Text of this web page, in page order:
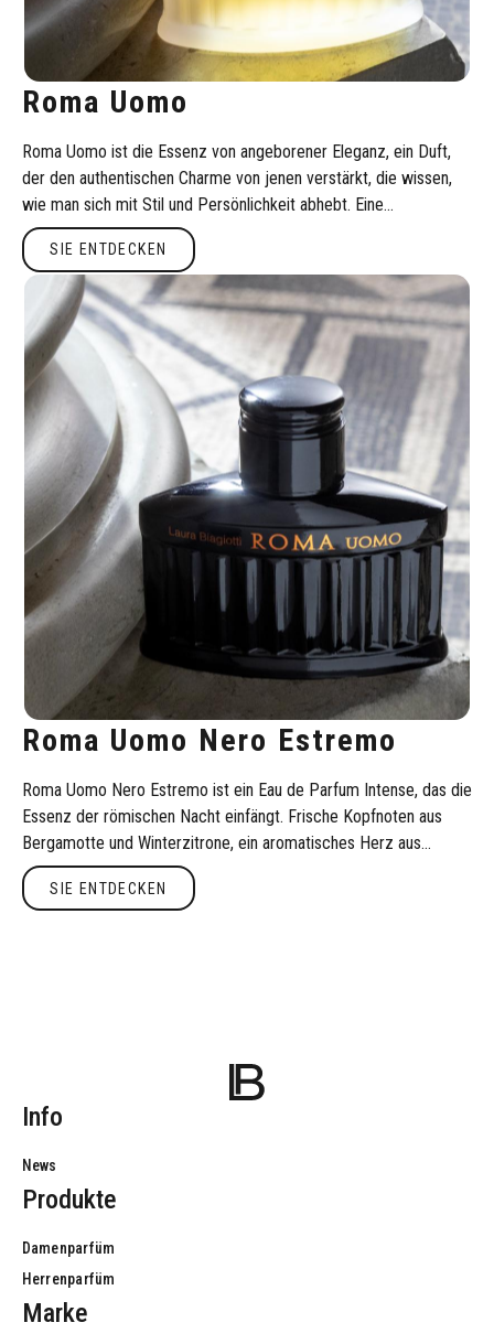
Roma Uomo
Roma Uomo ist die Essenz von angeborener Eleganz, ein Duft,
der den authentischen Charme von jenen verstärkt, die wissen,
wie man sich mit Stil und Persönlichkeit abhebt. Eine
olfaktorische Reise zwischen mediterraner Frische und holziger
Tiefe, inspiriert von der zeitlosen Schönheit Roms. Eine
faszinierende männliche Geschichte, die seit 1992 andauert.
Sie entdecken
SIE ENTDECKEN
Roma Uomo Nero Estremo
Roma Uomo Nero Estremo ist ein Eau de Parfum Intense, das die
Essenz der römischen Nacht einfängt. Frische Kopfnoten aus
Bergamotte und Winterzitrone, ein aromatisches Herz aus
Geranie und Lavendel und eine umhüllende Basis aus Vanille und
Vetiver.
Sie entdecken
SIE ENTDECKEN
Info
News
Produkte
Damenparfüm
Herrenparfüm
Marke